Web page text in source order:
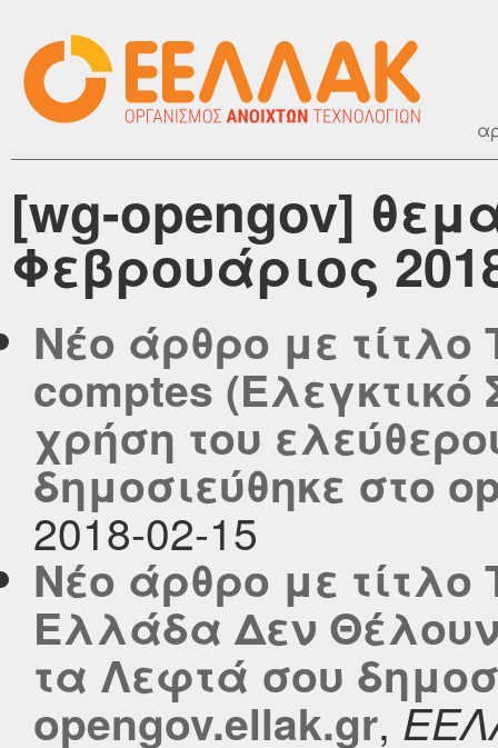
[wg-opengov]
Φεβρουάριος
Νέο άρθρο με τίτλο
comptes (Ελεγκτικό
χρήση του
δημοσιεύθηκε στο
2018-02-15
Νέο άρθρο με
Ελλάδα Δεν
τα Λεφτά σου
opengov.ellak.gr,